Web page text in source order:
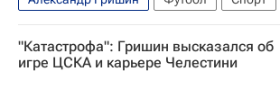
Португалия
СССР
Краснодар
Фабио Челестини
Матвей Лукин
"Катастрофа": Гришин высказался об
игре ЦСКА и карьере Челестини